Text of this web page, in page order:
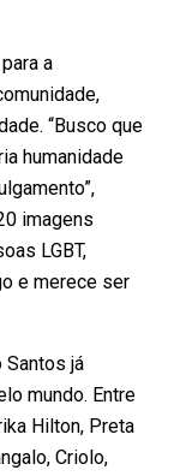
a
“Busco que
humanidade
imagens
LGBT,
e merece ser
Santos já
mundo. Entre
Hilton, Preta
Criolo,